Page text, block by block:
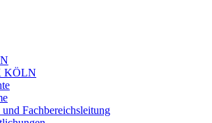
KÖLN
und Fachbereichsleitung